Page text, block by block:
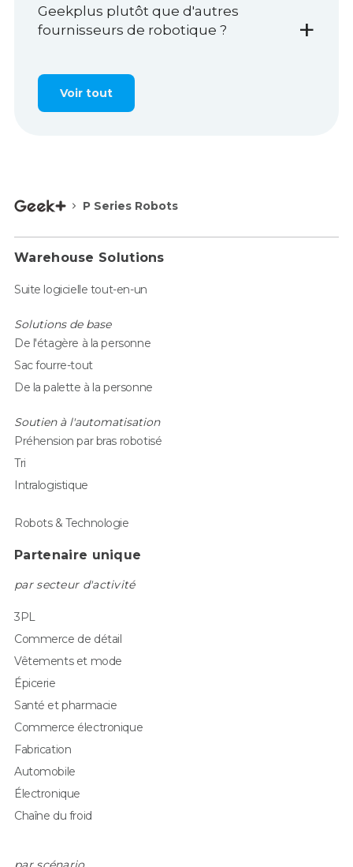
Geekplus plutôt que d'autres
fournisseurs de robotique ?
+
Voir tout
P Series Robots
Warehouse Solutions
Suite logicielle tout-en-un
Solutions de base
De l'étagère à la personne
Sac fourre-tout
De la palette à la personne
Soutien à l'automatisation
Préhension par bras robotisé
Tri
Intralogistique
Robots & Technologie
Partenaire unique
par secteur d'activité
3PL
Commerce de détail
Vêtements et mode
Épicerie
Santé et pharmacie
Commerce électronique
Fabrication
Automobile
Électronique
Chaîne du froid